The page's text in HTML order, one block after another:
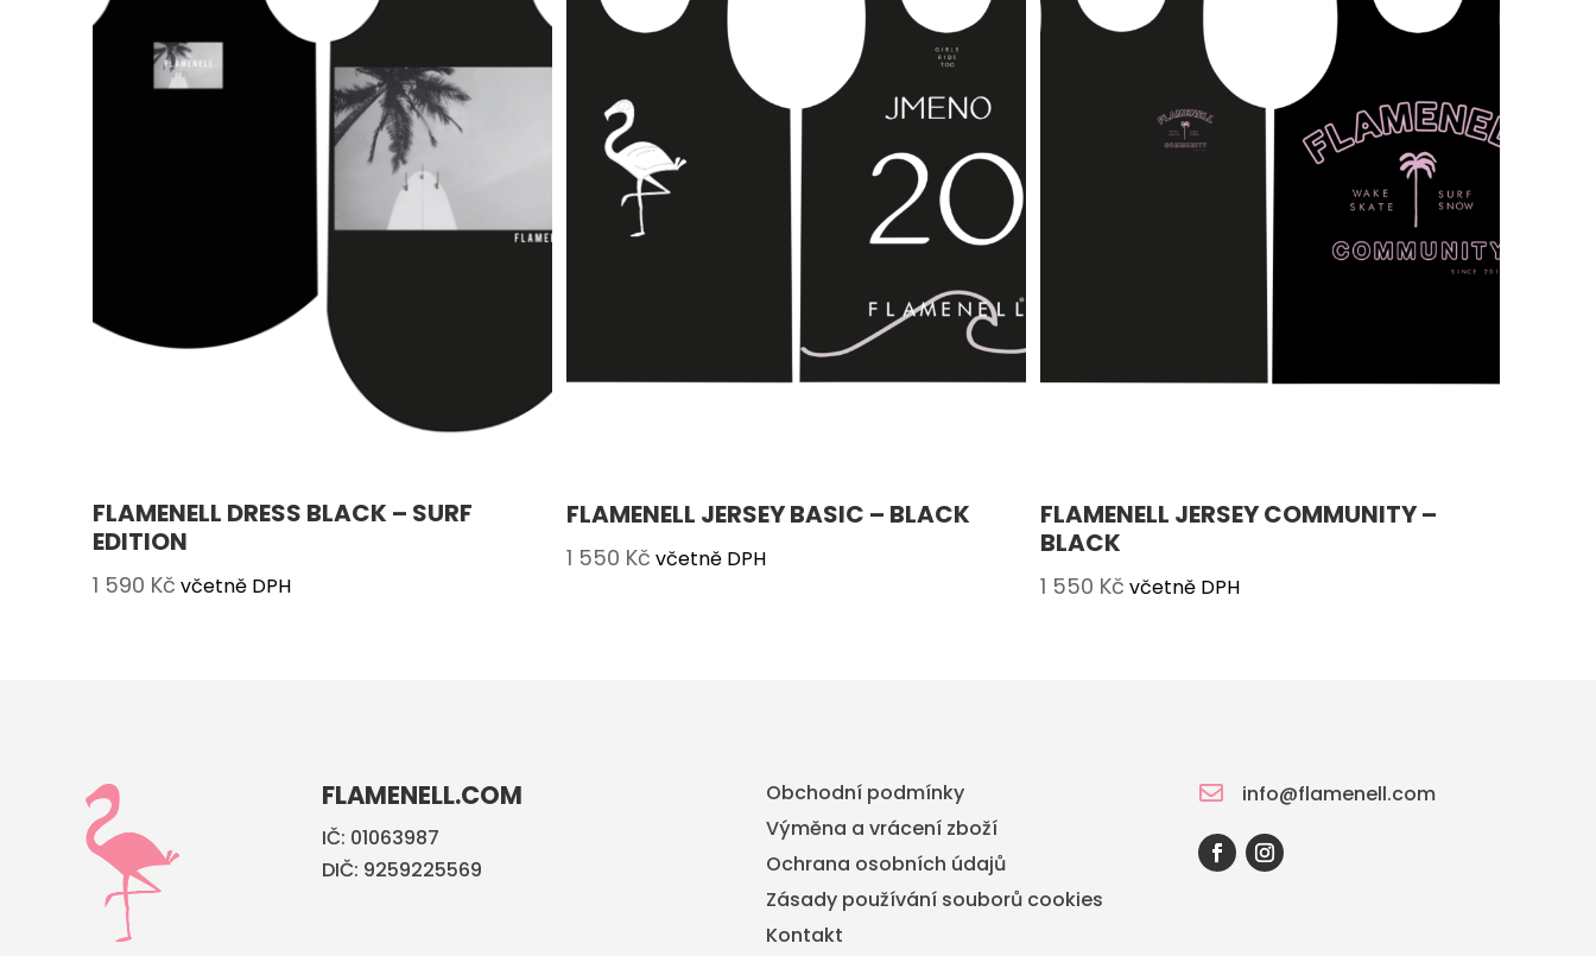
FLAMENELL DRESS BLACK – SURF
EDITION
1 590 Kč včetně DPH
FLAMENELL JERSEY BASIC – BLACK
1 550 Kč včetně DPH
FLAMENELL JERSEY COMMUNITY –
BLACK
1 550 Kč včetně DPH
FLAMENELL.COM
IČ: 01063987
DIČ: 9259225569
Obchodní podmínky
Výměna a vrácení zboží
Ochrana osobních údajů
Zásady používání souborů cookies
Kontakt
 info@flamenell.com